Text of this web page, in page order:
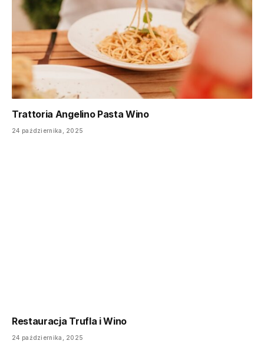
Trattoria Angelino Pasta Wino
24 października, 2025
Restauracja Trufla i Wino
24 października, 2025